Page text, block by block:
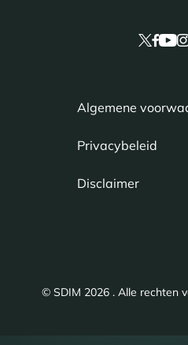
Algemene
Privacybeleid
Disclaimer
© SDIM 2026 . Alle rechten